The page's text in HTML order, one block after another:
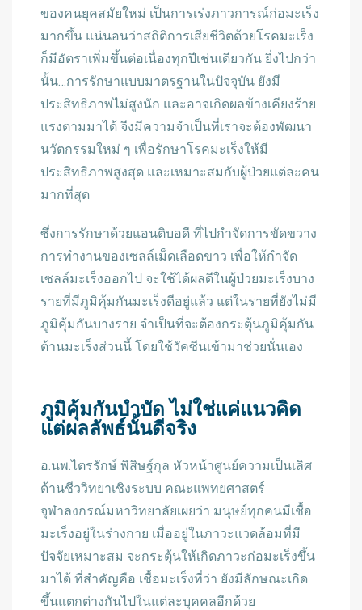
ของคนยุคสมัยใหม่ เป็นการเร่งภาวการณ์ก่อมะเร็ง
มากขึ้น แน่นอนว่าสถิติการเสียชีวิตด้วยโรคมะเร็ง
ก็มีอัตราเพิ่มขึ้นต่อเนื่องทุกปีเช่นเดียวกัน ยิ่งไปกว่า
นั้น…การรักษาแบบมาตรฐานในปัจจุบัน ยังมี
ประสิทธิภาพไม่สูงนัก และอาจเกิดผลข้างเคียงร้าย
แรงตามมาได้ จีงมีความจำเป็นที่เราจะต้องพัฒนา
นวัตกรรมใหม่ ๆ เพื่อรักษาโรคมะเร็งให้มี
ประสิทธิภาพสูงสุด และเหมาะสมกับผู้ป่วยแต่ละคน
มากที่สุด
ซึ่งการรักษาด้วยแอนติบอดี ที่ไปกำจัดการขัดขวาง
การทำงานของเซลล์เม็ดเลือดขาว เพื่อให้กำจัด
เซลล์มะเร็งออกไป จะใช้ได้ผลดีในผู้ป่วยมะเร็งบาง
รายที่มีภูมิคุ้มกันมะเร็งดีอยู่แล้ว แต่ในรายที่ยังไม่มี
ภูมิคุ้มกันบางราย จำเป็นที่จะต้องกระตุ้นภูมิคุ้มกัน
ต้านมะเร็งส่วนนี้ โดยใช้วัคซีนเข้ามาช่วยนั่นเอง
ภูมิคุ้มกันบำบัด ไม่ใช่แค่แนวคิด
แต่ผลลัพธ์นั้นดีจริง
อ.นพ.ไตรรักษ์ พิสิษฐ์กุล หัวหน้าศูนย์ความเป็นเลิศ
ด้านชีววิทยาเชิงระบบ คณะแพทยศาสตร์
จุฬาลงกรณ์มหาวิทยาลัยเผยว่า มนุษย์ทุกคนมีเชื้อ
มะเร็งอยู่ในร่างกาย เมื่ออยู่ในภาวะแวดล้อมที่มี
ปัจจัยเหมาะสม จะกระตุ้นให้เกิดภาวะก่อมะเร็งขึ้น
มาได้ ที่สำคัญคือ เชื้อมะเร็งที่ว่า ยังมีลักษณะเกิด
ขึ้นแตกต่างกันไปในแต่ละบุคคลอีกด้วย